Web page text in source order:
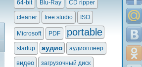
64-bit Blu-Ray CD ripper
cleaner free studio ISO
Microsoft PDF portable
startup аудио аудиоплеер
видео загрузочный диск